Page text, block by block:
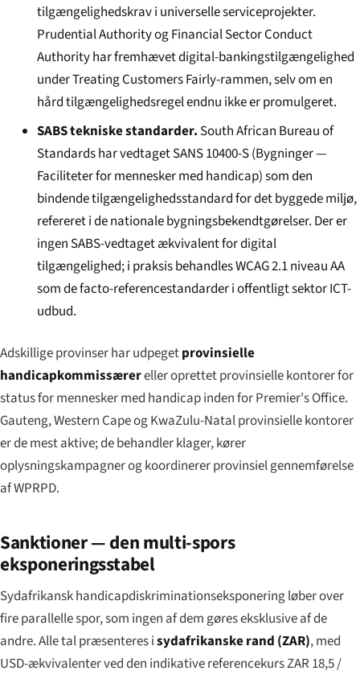
tilgængeligheds­krav i universelle serviceprojekter.
Prudential Authority og Financial Sector Conduct
Authority har fremhævet digital-bankingstilgængelighed
under Treating Customers Fairly-rammen, selv om en
hård tilgængeligheds­regel endnu ikke er promulgeret.
SABS tekniske standarder. South African Bureau of
Standards har vedtaget SANS 10400-S (Bygninger —
Faciliteter for mennesker med handicap) som den
bindende tilgængeligheds­standard for det byggede miljø,
refereret i de nationale bygningsbekendtgørelser. Der er
ingen SABS-vedtaget ækvivalent for digital
tilgængelighed; i praksis behandles WCAG 2.1 niveau AA
som de facto-referencestandarder i offentligt sektor ICT-
udbud.
Adskillige provinser har udpegetprovinsielle
handicapkommissærereller oprettet provinsielle kontorer for
status for mennesker med handicap inden for Premier's Office.
Gauteng, Western Cape og KwaZulu-Natal provinsielle kontorer
er de mest aktive; de behandler klager, kører
oplysningskampagner og koordinerer provinsiel gennemførelse
af WPRPD.
Sanktioner — den multi-spors
eksponeringsstabel
Sydafrikansk handicapdiskriminationseksponering løber over
fire parallelle spor, som ingen af dem gøres eksklusive af de
andre. Alle tal præsenteres isydafrikanske rand (ZAR), med
USD-ækvivalenter ved den indikative referencekurs ZAR 18,5 /